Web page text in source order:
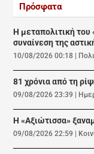
Πρόσφατα
Η μεταπολιτική του
συναίνεση της
10/08/2026 00:18
81 χρόνια από τη
09/08/2026 23:39
Η «Αξιώτισσα»
09/08/2026 22:59